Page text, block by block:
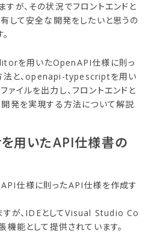
が、その状況でフロントエンドと
して安全な開発をしたいと思うの
を用いたOpenAPI仕様に則っ
法と、openapi-typescriptを用い
イルを出力し、フロントエンドと
発を実現する方法について解説
用いたAPI仕様書の
仕様に則ったAPI仕様を作成す
すが、IDEとしてVisual Studio Co
能として提供されています。